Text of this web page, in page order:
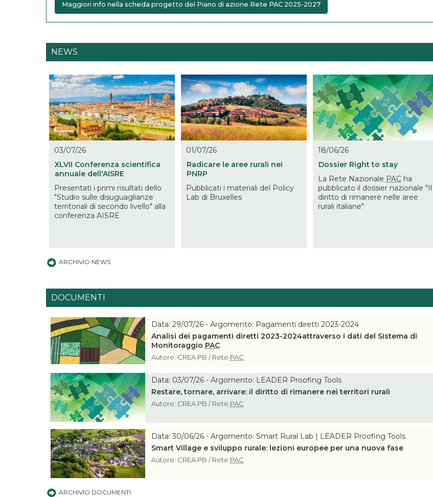
Maggiori info nella scheda progetto del Piano di azione Rete PAC 2025-2027
NEWS
03/07/26
XLVII Conferenza scientifica
annuale dell'AISRE
Presentati i primi risultati dello
"Studio sulle disuguaglianze
territoriali di secondo livello" alla
conferenza AISRE
01/07/26
Radicare le aree rurali nei
PNRP
Pubblicati i materiali del Policy
Lab di Bruxelles
18/06/26
Dossier Right to stay
La Rete Nazionale PACha
pubblicato il dossier nazionale "Il
diritto di rimanere nelle aree
rurali italiane"
ARCHIVIO NEWS
DOCUMENTI
Data: 29/07/26 - Argomento: Pagamenti diretti 2023-2024
Analisi dei pagamenti diretti 2023-2024attraverso i dati del Sistema di
Monitoraggio PAC
Autore: CREA PB / Rete PAC
Data: 03/07/26 - Argomento: LEADER Proofing Tools
Restare, tornare, arrivare: il diritto di rimanere nei territori rurali
Autore: CREA PB / Rete PAC
Data: 30/06/26 - Argomento: Smart Rural Lab | LEADER Proofing Tools
Smart Village e sviluppo rurale: lezioni europee per una nuova fase
Autore: CREA PB / Rete PAC
ARCHIVIO DOCUMENTI